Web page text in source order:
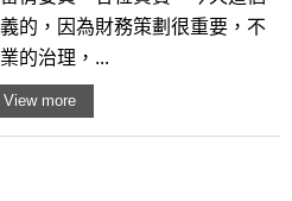
的，因為財務策劃很重要，不
的治理，...